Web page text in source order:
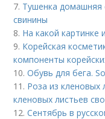
7. Тушенка домашняя
свинины
8. На какой картинке
9. Корейская
компоненты
10.Обувь для бега.
11. Роза из кленовых
кленовых листьев
12.Сентябрь в